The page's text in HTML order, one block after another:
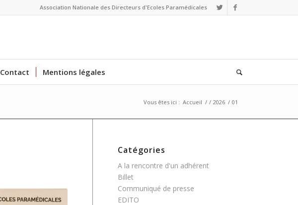
Association Nationale des Directeurs d'Ecoles Paramédicales
Contact Mentions légales
Vous êtes ici : Accueil / / 2026 / 01
Catégories
A la rencontre d'un adhérent
Billet
Communiqué de presse
EDITO